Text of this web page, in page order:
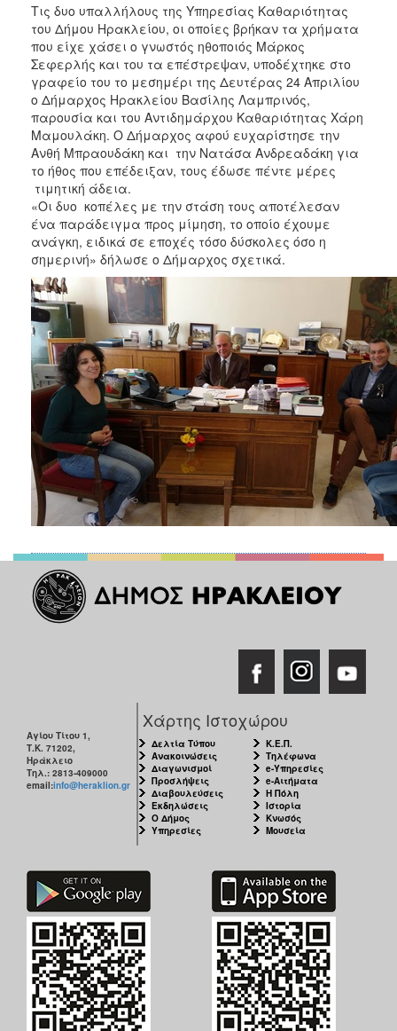
Τις δυο υπαλλήλους της Υπηρεσίας Καθαριότητας
του Δήμου Ηρακλείου, οι οποίες βρήκαν τα χρήματα
που είχε χάσει ο γνωστός ηθοποιός Μάρκος
Σεφερλής και του τα επέστρεψαν, υποδέχτηκε στο
γραφείο του το μεσημέρι της Δευτέρας 24 Απριλίου
ο Δήμαρχος Ηρακλείου Βασίλης Λαμπρινός,
παρουσία και του Αντιδημάρχου Καθαριότητας Χάρη
Μαμουλάκη. Ο Δήμαρχος αφού ευχαρίστησε την
Ανθή Μπραουδάκη και την Νατάσα Ανδρεαδάκη για
το ήθος που επέδειξαν, τους έδωσε πέντε μέρες
τιμητική άδεια.
«Οι δυο κοπέλες με την στάση τους αποτέλεσαν
ένα παράδειγμα προς μίμηση, το οποίο έχουμε
ανάγκη, ειδικά σε εποχές τόσο δύσκολες όσο η
σημερινή» δήλωσε ο Δήμαρχος σχετικά.
Αγίου Τίτου 1,
Τ.Κ. 71202,
Ηράκλειο
Τηλ.: 2813-409000
email:info@heraklion.gr
Χάρτης Ιστοχώρου
Δελτία Τύπου
Ανακοινώσεις
Διαγωνισμοί
Προσλήψεις
Διαβουλεύσεις
Εκδηλώσεις
Ο Δήμος
Υπηρεσίες
Κ.Ε.Π.
Τηλέφωνα
e-Υπηρεσίες
e-Αιτήματα
Η Πόλη
Ιστορία
Κνωσός
Μουσεία